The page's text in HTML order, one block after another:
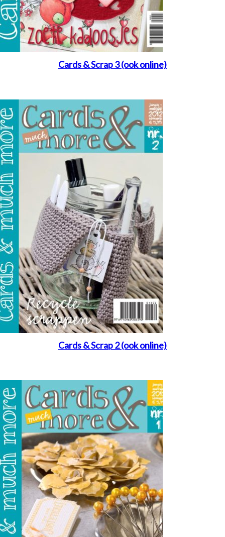
Cards & Scrap 3 (ook online)
Cards & Scrap 2 (ook online)